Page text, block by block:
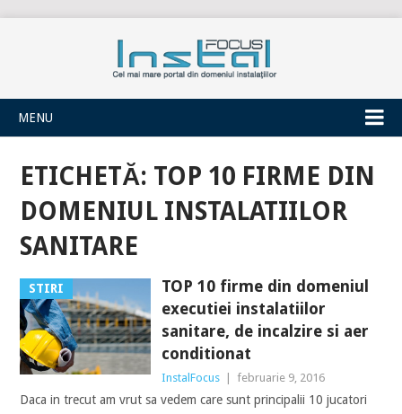
INSTALFOCUS
MENU
ETICHETĂ: TOP 10 FIRME DIN
DOMENIUL INSTALATIILOR
SANITARE
STIRI
TOP 10 firme din domeniul
executiei instalatiilor
sanitare, de incalzire si aer
conditionat
InstalFocus februarie 9, 2016
Daca in trecut am vrut sa vedem care sunt principalii 10 jucatori